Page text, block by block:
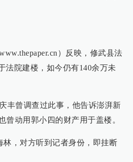
）反映，修武县法
法院建楼，如今仍有140余万未
丰曾调查过此事，他告诉澎湃新
曾动用郭小四的财产用于盖楼。
，对方听到记者身份，即挂断